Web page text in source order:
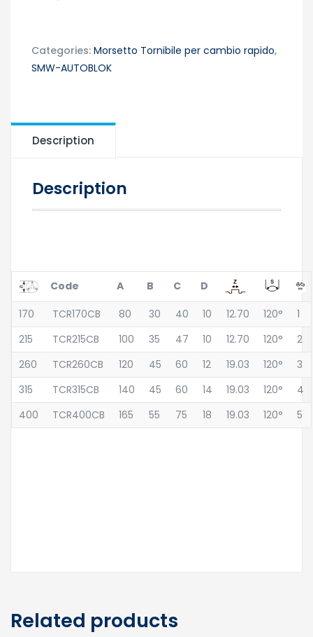
Categories: Morsetto Tornibile per cambio rapido,
SMW-AUTOBLOK
Description
Description
Code A B C
D
170
TCR170CB 80 30 40 10 12.70 120°
1
215
TCR215CB 100 35 47 10 12.70 120°
2
260
TCR260CB 120 45 60 12 19.03 120°
3
315
TCR315CB 140 45 60 14 19.03 120°
4
400
TCR400CB 165 55 75 18 19.03 120° 5
Related products